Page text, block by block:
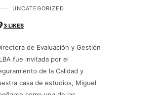
UNCATEGORIZED
3 LIKES
de Evaluación y Gestión
fue invitada por el
de la Calidad y
casa de estudios, Miguel